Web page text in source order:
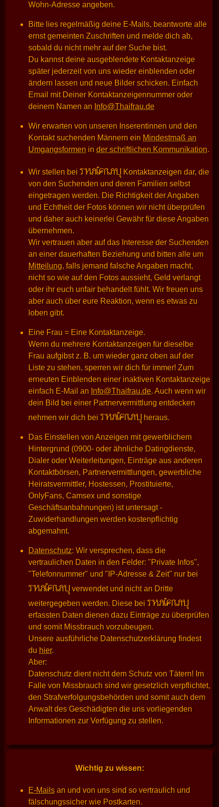
Wohn-Adresse angeben.
Bitte lies regelmäßig deine E-Mails, beantworte alle
ernst gemeinten Zuschriften und melde dich ab,
sobald du nicht mehr auf der Suche bist.
Du kannst deine ausgeblendete Kontaktanzeige
später jederzeit von uns wieder einblenden oder
ändern lassen und neue Bilder schicken. Einfach
Email mit Deiner Kontaktanzeigennummer oder
deinem Namen an Info@Thaifrau.de
Wir erwarten von unseren Inserentinnen und den
Kontakt suchenden Männern ein Mindestmaß an
Umgangsformen in der schriftlichen Kommunikation.
Wir stellen bei THAIFRAU Kontaktanzeigen dar, die
von den Suchenden und deren Familien selbst
eingetragen werden. Die Richtigkeit der Angaben
und Echtheit der Fotos können wir nicht überprüfen
und daher auch keinerlei Gewähr für diese Angaben
übernehmen.
Wir vertrauen aber auf das Interesse der Suchenden
an einer dauerhaften Beziehung und bitten alle um
Mitteilung, falls jemand falsche Angaben macht,
nicht so wie auf den Fotos aussieht, Geld verlangt
oder ihr euch unfair behandelt fühlt. Wir freuen uns
aber auch über eure Reaktion, wenn es etwas zu
loben gibt.
Eine Frau = Eine Kontaktanzeige.
Wenn du mehrere Kontaktanzeigen für dieselbe
Frau aufgibst z. B. um wieder ganz oben auf der
Liste zu stehen, sperren wir dich für immer! Zum
erneuten Einblenden einer inaktiven Kontaktanzeige
einfach E-Mail an Info@Thaifrau.de. Auch wenn wir
dein Bild bei einer Partnervermittlung entdecken
nehmen wir dich bei THAIFRAU heraus.
Das Einstellen von Anzeigen mit gewerblichem
Hintergrund (0900- oder ähnliche Datingdienste,
Dialer oder Weiterleitungen, Einträge aus anderen
Kontaktbörsen, Partnervermittlungen, gewerbliche
Heiratsvermittler, Hostessen, Prostituierte,
OnlyFans, Camsex und sonstige
Geschäftsanbahnungen) ist untersagt -
Zuwiderhandlungen werden kostenpflichtig
abgemahnt.
Datenschutz: Wir versprechen, dass die
vertraulichen Daten in den Felder: "Private Infos",
"Telefonnummer" und "IP-Adresse & Zeit" nur bei
THAIFRAU verwendet und nicht an Dritte
weitergegeben werden. Diese bei THAIFRAU
erfassten Daten dienen dazu Einträge zu überprüfen
und somit Missbrauch vorzubeugen.
Unsere ausführliche Datenschutzerklärung findest
du hier.
Aber:
Datenschutz dient nicht dem Schutz von Tätern! Im
Falle von Missbrauch sind wir gesetzlich verpflichtet,
den Strafverfolgungsbehörden und somit auch dem
Anwalt des Geschädigten die uns vorliegenden
Informationen zur Verfügung zu stellen.
Wichtig zu wissen:
E-Mails an und von uns sind so vertraulich und
fälschungssicher wie Postkarten.